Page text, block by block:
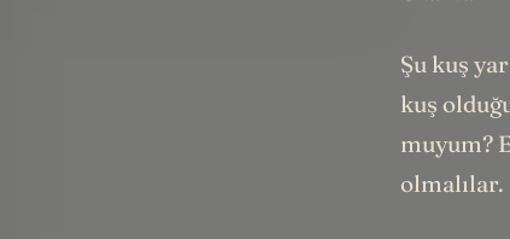
Şu kuş
kuş
muyum?